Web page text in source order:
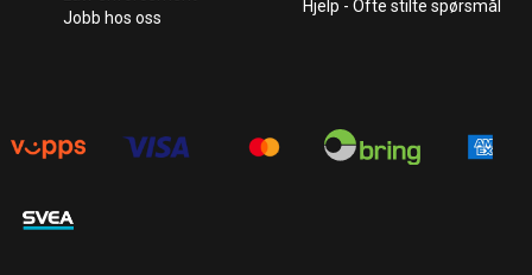
Jobb hos oss
Hjelp - Ofte stilte spørsmål